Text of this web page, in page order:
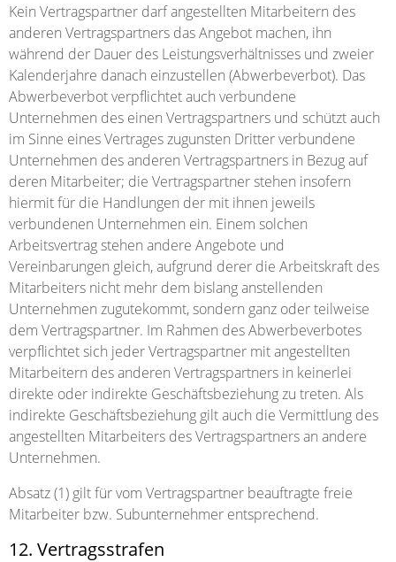
Kein Vertragspartner darf angestellten Mitarbeitern des
anderen Vertragspartners das Angebot machen, ihn
während der Dauer des Leistungsverhältnisses und zweier
Kalenderjahre danach einzustellen (Abwerbeverbot). Das
Abwerbeverbot verpflichtet auch verbundene
Unternehmen des einen Vertragspartners und schützt auch
im Sinne eines Vertrages zugunsten Dritter verbundene
Unternehmen des anderen Vertragspartners in Bezug auf
deren Mitarbeiter; die Vertragspartner stehen insofern
hiermit für die Handlungen der mit ihnen jeweils
verbundenen Unternehmen ein. Einem solchen
Arbeitsvertrag stehen andere Angebote und
Vereinbarungen gleich, aufgrund derer die Arbeitskraft des
Mitarbeiters nicht mehr dem bislang anstellenden
Unternehmen zugutekommt, sondern ganz oder teilweise
dem Vertragspartner. Im Rahmen des Abwerbeverbotes
verpflichtet sich jeder Vertragspartner mit angestellten
Mitarbeitern des anderen Vertragspartners in keinerlei
direkte oder indirekte Geschäftsbeziehung zu treten. Als
indirekte Geschäftsbeziehung gilt auch die Vermittlung des
angestellten Mitarbeiters des Vertragspartners an andere
Unternehmen.
Absatz (1) gilt für vom Vertragspartner beauftragte freie
Mitarbeiter bzw. Subunternehmer entsprechend.
12. Vertragsstrafen